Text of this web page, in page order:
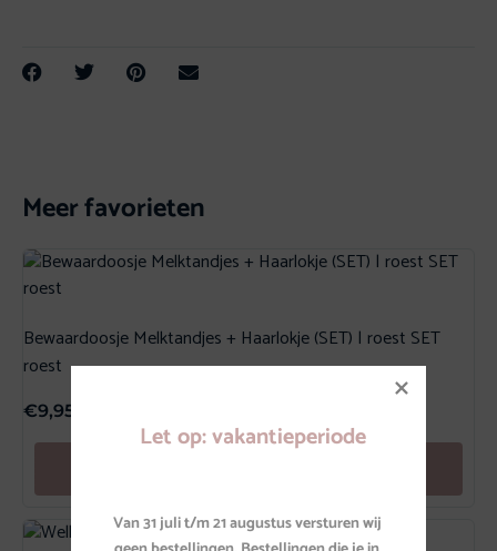
Meer favorieten
Bewaardoosje Melktandjes + Haarlokje (SET) | roest SET
roest
€9,95
Let op: vakantieperiode
Van 31 juli t/m 21 augustus versturen wij